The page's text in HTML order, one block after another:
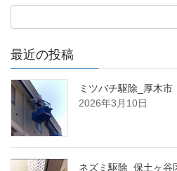
最近の投稿
ミツバチ駆除_厚木市
2026年3月10日
ネズミ駆除_保土ヶ谷